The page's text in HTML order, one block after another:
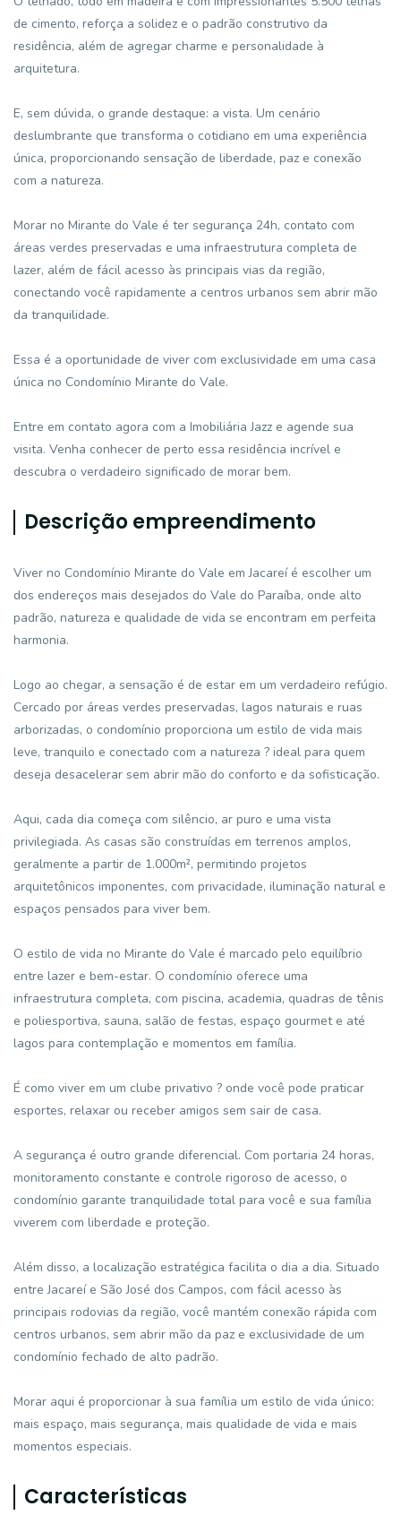
de cimento, reforça a solidez e o padrão construtivo da
residência, além de agregar charme e personalidade à
arquitetura.
E, sem dúvida, o grande destaque: a vista. Um cenário
deslumbrante que transforma o cotidiano em uma experiência
única, proporcionando sensação de liberdade, paz e conexão
com a natureza.
Morar no Mirante do Vale é ter segurança 24h, contato com
áreas verdes preservadas e uma infraestrutura completa de
lazer, além de fácil acesso às principais vias da região,
conectando você rapidamente a centros urbanos sem abrir mão
da tranquilidade.
Essa é a oportunidade de viver com exclusividade em uma casa
única no Condomínio Mirante do Vale.
Entre em contato agora com a Imobiliária Jazz e agende sua
visita. Venha conhecer de perto essa residência incrível e
descubra o verdadeiro significado de morar bem.
Descrição empreendimento
Viver no Condomínio Mirante do Vale em Jacareí é escolher um
dos endereços mais desejados do Vale do Paraíba, onde alto
padrão, natureza e qualidade de vida se encontram em perfeita
harmonia.
Logo ao chegar, a sensação é de estar em um verdadeiro refúgio.
Cercado por áreas verdes preservadas, lagos naturais e ruas
arborizadas, o condomínio proporciona um estilo de vida mais
leve, tranquilo e conectado com a natureza ? ideal para quem
deseja desacelerar sem abrir mão do conforto e da sofisticação.
Aqui, cada dia começa com silêncio, ar puro e uma vista
privilegiada. As casas são construídas em terrenos amplos,
geralmente a partir de 1.000m², permitindo projetos
arquitetônicos imponentes, com privacidade, iluminação natural e
espaços pensados para viver bem.
O estilo de vida no Mirante do Vale é marcado pelo equilíbrio
entre lazer e bem-estar. O condomínio oferece uma
infraestrutura completa, com piscina, academia, quadras de tênis
e poliesportiva, sauna, salão de festas, espaço gourmet e até
lagos para contemplação e momentos em família.
É como viver em um clube privativo ? onde você pode praticar
esportes, relaxar ou receber amigos sem sair de casa.
A segurança é outro grande diferencial. Com portaria 24 horas,
monitoramento constante e controle rigoroso de acesso, o
condomínio garante tranquilidade total para você e sua família
viverem com liberdade e proteção.
Além disso, a localização estratégica facilita o dia a dia. Situado
entre Jacareí e São José dos Campos, com fácil acesso às
principais rodovias da região, você mantém conexão rápida com
centros urbanos, sem abrir mão da paz e exclusividade de um
condomínio fechado de alto padrão.
Morar aqui é proporcionar à sua família um estilo de vida único:
mais espaço, mais segurança, mais qualidade de vida e mais
momentos especiais.
Características